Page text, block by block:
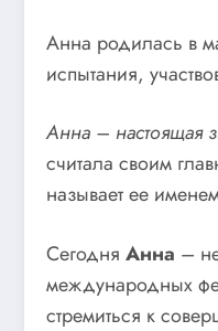
Анна родилась в
испытания,
Анна – настоящая
считала своим
называет ее
Сегодня Анна –
международных
стремиться к